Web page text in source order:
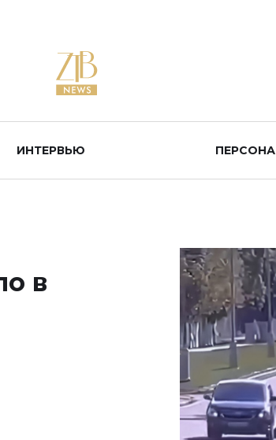
ИНТЕРВЬЮ ПЕРСОНА
в